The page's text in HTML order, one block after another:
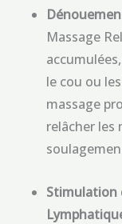
Massage
le cou ou
massage
relâcher les
Stimulation